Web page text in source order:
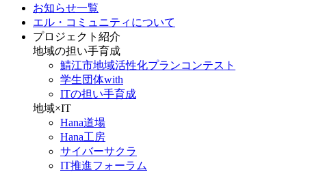
お知らせ一覧
エル・コミュニティについて
プロジェクト紹介
地域の担い手育成
鯖江市地域活性化プランコンテスト
学生団体with
ITの担い手育成
地域×IT
Hana道場
Hana工房
サイバーサクラ
IT推進フォーラム